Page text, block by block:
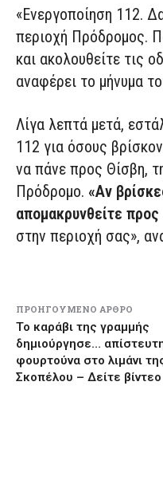
«Ενεργοποίηση 112.
περιοχή Πρόδρομος.
και ακολουθείτε τις
αναφέρει το μήνυμα
Λίγα λεπτά μετά,
112 για όσους
να πάνε προς Θίσβη,
Πρόδρομο. «Αν
απομακρυνθείτε προς
στην περιοχή σας»,
ΠΡΟΗΓΟΎΜΕΝΟ ΆΡΘΡΟ
Το καράβι της γραμμής
δημιούργησε…
φουρτούνα στο λιμάνι
Σκοπέλου – Δείτε βίντεο